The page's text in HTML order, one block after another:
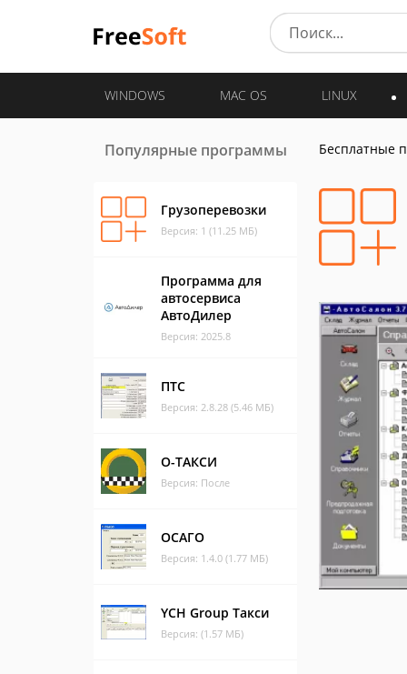
WINDOWS MAC OS LINUX
Популярные программы
Грузоперевозки
Версия: 1 (11.25 МБ)
Программа для
автосервиса
АвтоДилер
Версия: 2025.8
ПТС
Версия: 2.8.28 (5.46 МБ)
О-ТАКСИ
Версия: После
ОСАГО
Версия: 1.4.0 (1.77 МБ)
YCH Group Такси
Версия: (1.57 МБ)
Бесплатные